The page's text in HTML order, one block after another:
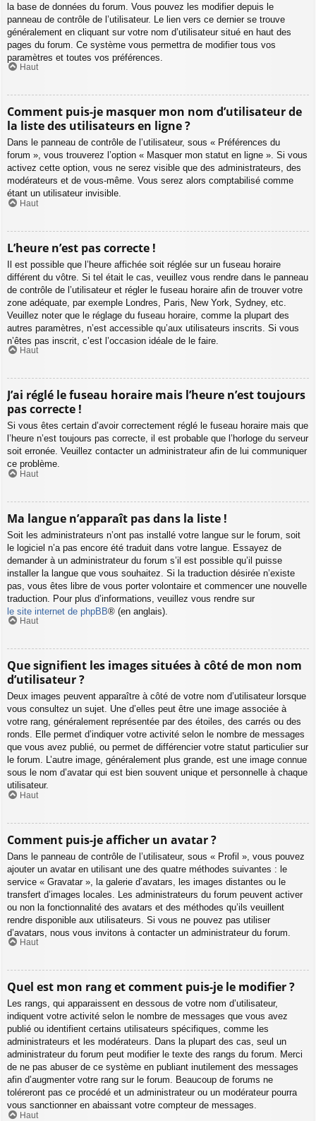
la base de données du forum. Vous pouvez les modifier depuis le
panneau de contrôle de l’utilisateur. Le lien vers ce dernier se trouve
généralement en cliquant sur votre nom d’utilisateur situé en haut des
pages du forum. Ce système vous permettra de modifier tous vos
paramètres et toutes vos préférences.
Haut
Comment puis-je masquer mon nom d’utilisateur de
la liste des utilisateurs en ligne ?
Dans le panneau de contrôle de l’utilisateur, sous « Préférences du
forum », vous trouverez l’option « Masquer mon statut en ligne ». Si vous
activez cette option, vous ne serez visible que des administrateurs, des
modérateurs et de vous-même. Vous serez alors comptabilisé comme
étant un utilisateur invisible.
Haut
L’heure n’est pas correcte !
Il est possible que l’heure affichée soit réglée sur un fuseau horaire
différent du vôtre. Si tel était le cas, veuillez vous rendre dans le panneau
de contrôle de l’utilisateur et régler le fuseau horaire afin de trouver votre
zone adéquate, par exemple Londres, Paris, New York, Sydney, etc.
Veuillez noter que le réglage du fuseau horaire, comme la plupart des
autres paramètres, n’est accessible qu’aux utilisateurs inscrits. Si vous
n’êtes pas inscrit, c’est l’occasion idéale de le faire.
Haut
J’ai réglé le fuseau horaire mais l’heure n’est toujours
pas correcte !
Si vous êtes certain d’avoir correctement réglé le fuseau horaire mais que
l’heure n’est toujours pas correcte, il est probable que l’horloge du serveur
soit erronée. Veuillez contacter un administrateur afin de lui communiquer
ce problème.
Haut
Ma langue n’apparaît pas dans la liste !
Soit les administrateurs n’ont pas installé votre langue sur le forum, soit
le logiciel n’a pas encore été traduit dans votre langue. Essayez de
demander à un administrateur du forum s’il est possible qu’il puisse
installer la langue que vous souhaitez. Si la traduction désirée n’existe
pas, vous êtes libre de vous porter volontaire et commencer une nouvelle
traduction. Pour plus d’informations, veuillez vous rendre sur
le site internet de phpBB® (en anglais).
Haut
Que signifient les images situées à côté de mon nom
d’utilisateur ?
Deux images peuvent apparaître à côté de votre nom d’utilisateur lorsque
vous consultez un sujet. Une d’elles peut être une image associée à
votre rang, généralement représentée par des étoiles, des carrés ou des
ronds. Elle permet d’indiquer votre activité selon le nombre de messages
que vous avez publié, ou permet de différencier votre statut particulier sur
le forum. L’autre image, généralement plus grande, est une image connue
sous le nom d’avatar qui est bien souvent unique et personnelle à chaque
utilisateur.
Haut
Comment puis-je afficher un avatar ?
Dans le panneau de contrôle de l’utilisateur, sous « Profil », vous pouvez
ajouter un avatar en utilisant une des quatre méthodes suivantes : le
service « Gravatar », la galerie d’avatars, les images distantes ou le
transfert d’images locales. Les administrateurs du forum peuvent activer
ou non la fonctionnalité des avatars et des méthodes qu’ils veuillent
rendre disponible aux utilisateurs. Si vous ne pouvez pas utiliser
d’avatars, nous vous invitons à contacter un administrateur du forum.
Haut
Quel est mon rang et comment puis-je le modifier ?
Les rangs, qui apparaissent en dessous de votre nom d’utilisateur,
indiquent votre activité selon le nombre de messages que vous avez
publié ou identifient certains utilisateurs spécifiques, comme les
administrateurs et les modérateurs. Dans la plupart des cas, seul un
administrateur du forum peut modifier le texte des rangs du forum. Merci
de ne pas abuser de ce système en publiant inutilement des messages
afin d’augmenter votre rang sur le forum. Beaucoup de forums ne
toléreront pas ce procédé et un administrateur ou un modérateur pourra
vous sanctionner en abaissant votre compteur de messages.
Haut